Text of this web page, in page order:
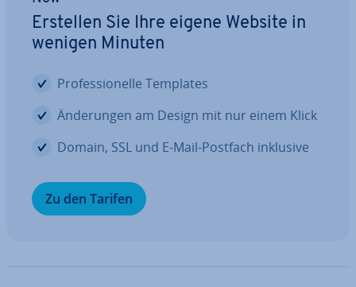
Erstellen Sie Ihre eigene Website in
wenigen Minuten
Pro­fes­sio­nel­le Templates
Än­de­run­gen am Design mit nur einem Klick
Domain, SSL und E-Mail-Postfach inklusive
Zu den Tarifen